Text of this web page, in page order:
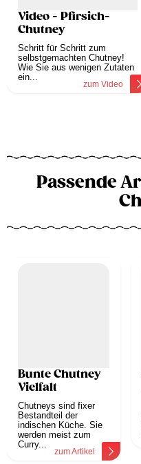
Video - Pfirsich-
Chutney
Schritt für Schritt zum
selbstgemachten Chutney!
Wie Sie aus wenigen Zutaten
ein...
zum Video
Passende
Bunte Chutney
Vielfalt
Chutneys sind fixer
Bestandteil der
indischen Küche. Sie
werden meist zum
Curry...
zum Artikel